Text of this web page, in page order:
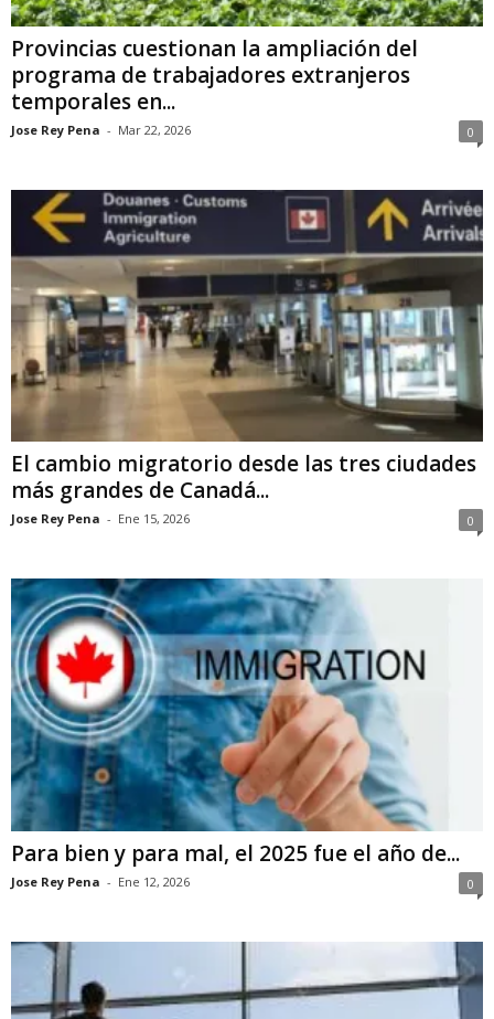
Provincias cuestionan la ampliación del
programa de trabajadores extranjeros
temporales en...
Jose Rey Pena - Mar 22, 2026 0
El cambio migratorio desde las tres ciudades
más grandes de Canadá...
Jose Rey Pena - Ene 15, 2026 0
Para bien y para mal, el 2025 fue el año de...
Jose Rey Pena - Ene 12, 2026 0